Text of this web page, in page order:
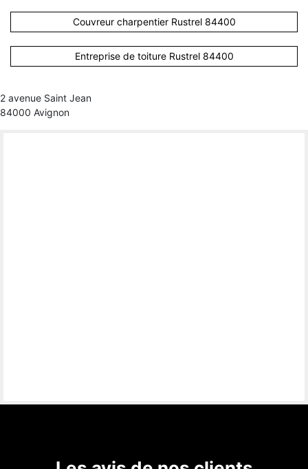
Couvreur charpentier Rustrel 84400
Entreprise de toiture Rustrel 84400
2 avenue Saint Jean
84000 Avignon